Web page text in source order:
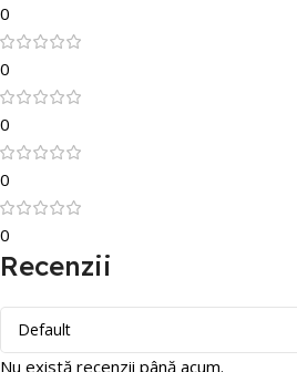
0
0
0
0
0
Recenzii
Nu există recenzii până acum.